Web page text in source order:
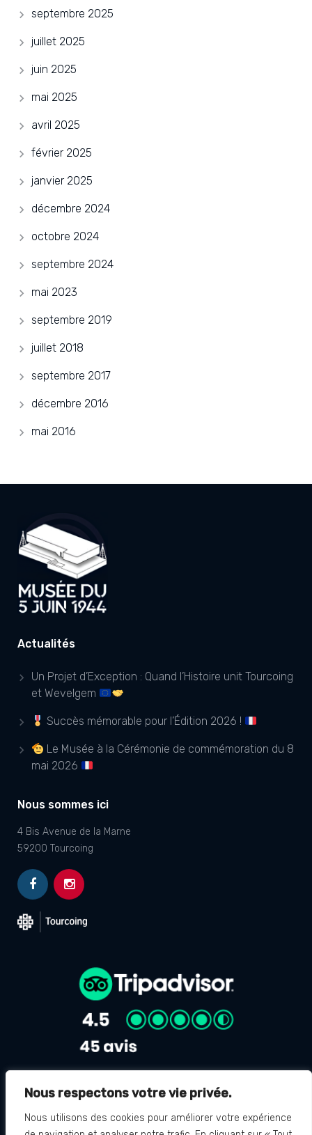
Nous respectons votre vie privée.
Nous utilisons des cookies pour améliorer votre expérience
septembre 2025
juillet 2025
juin 2025
mai 2025
avril 2025
février 2025
janvier 2025
décembre 2024
octobre 2024
septembre 2024
mai 2023
septembre 2019
juillet 2018
septembre 2017
décembre 2016
mai 2016
Actualités
Un Projet d’Exception : Quand l’Histoire unit Tourcoing
et Wevelgem
Succès mémorable pour l’Édition 2026 !
Le Musée à la Cérémonie de commémoration du 8
mai 2026
Nous sommes ici
4 Bis Avenue de la Marne
59200 Tourcoing
Avis Google